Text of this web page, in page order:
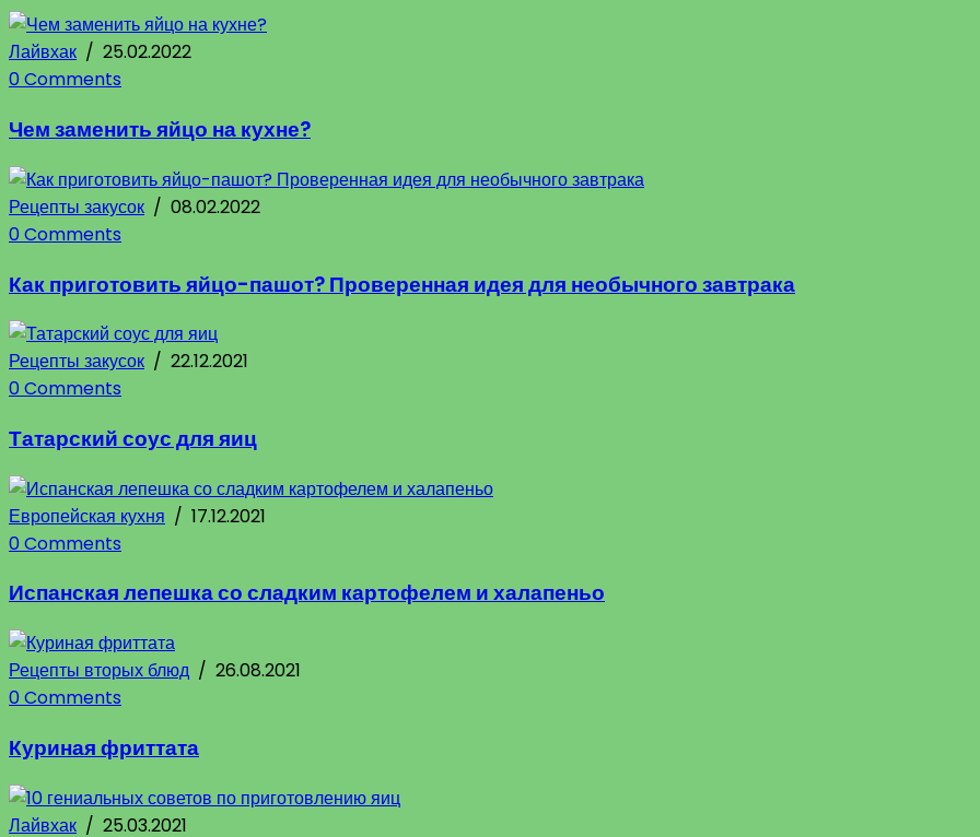
Лайвхак / 25.02.2022
0 Comments
Чем заменить яйцо на кухне?
Рецепты закусок / 08.02.2022
0 Comments
Как приготовить яйцо-пашот? Проверенная идея для необычного завтрака
Рецепты закусок / 22.12.2021
0 Comments
Татарский соус для яиц
Европейская кухня / 17.12.2021
0 Comments
Испанская лепешка со сладким картофелем и халапеньо
Рецепты вторых блюд / 26.08.2021
0 Comments
Куриная фриттата
Лайвхак / 25.03.2021